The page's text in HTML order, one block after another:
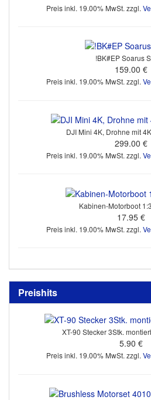
Preis inkl. 19.00% MwSt. zzgl.
!BK#EP Soarus
159.00 €
Preis inkl. 19.00% MwSt. zzgl.
DJI Mini 4K, Drohne mit
299.00 €
Preis inkl. 19.00% MwSt. zzgl.
Kabinen-Motorboot
17.95 €
Preis inkl. 19.00% MwSt. zzgl.
Preishits
XT-90 Stecker 3Stk.
5.90 €
Preis inkl. 19.00% MwSt. zzgl.